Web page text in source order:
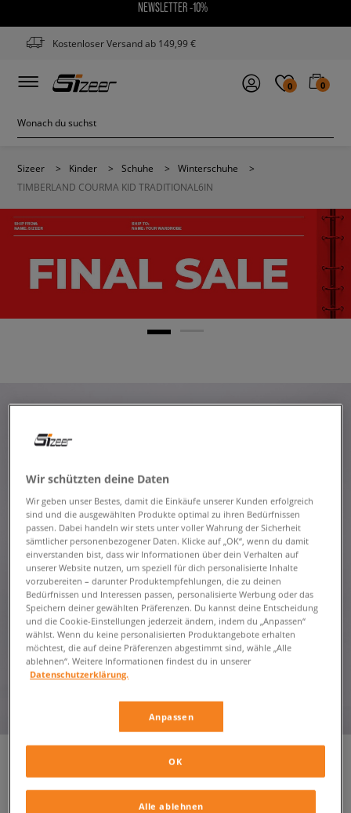
NEWSLETTER -10%
Kostenloser Versand ab 149,99 €
0 0
Sizeer > Kinder > Schuhe > Winterschuhe
>
TIMBERLAND COURMA KID TRADITIONAL6IN
TIMBERLAND COURMA KID
Wir schützten deine Daten
Wir geben unser Bestes, damit die Einkäufe unserer Kunden erfolgreich
sind und die ausgewählten Produkte optimal zu ihren Bedürfnissen
passen. Dabei handeln wir stets unter voller Wahrung der Sicherheit
sämtlicher personenbezogener Daten. Klicke auf „OK“, wenn du damit
einverstanden bist, dass wir Informationen über dein Verhalten auf
unserer Website nutzen, um speziell für dich personalisierte Inhalte
vorzubereiten – darunter Produktempfehlungen, die zu deinen
Bedürfnissen und Interessen passen, personalisierte Werbung oder das
Speichern deiner gewählten Präferenzen. Du kannst deine Entscheidung
und die Cookie-Einstellungen jederzeit ändern, indem du „Anpassen“
wählst. Wenn du keine personalisierten Produktangebote erhalten
möchtest, die auf deine Präferenzen abgestimmt sind, wähle „Alle
ablehnen“. Weitere Informationen findest du in unserer
Datenschutzerklärung.
Anpassen
Alle ablehnen
OK